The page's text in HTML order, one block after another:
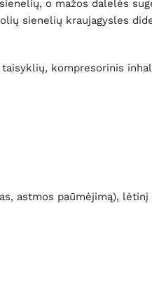
o mažos dalelės
sienelių kraujagysles
kompresorinis
astmos paūmėjimą), lėtinį